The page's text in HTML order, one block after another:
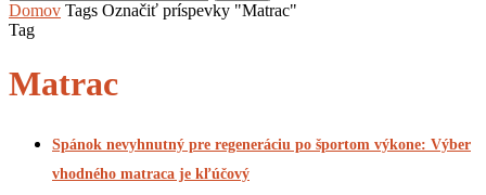
Domov Tags Označiť príspevky "Matrac"
Tag
Matrac
Spánok nevyhnutný pre regeneráciu po športom výkone: Výber
vhodného matraca je kľúčový